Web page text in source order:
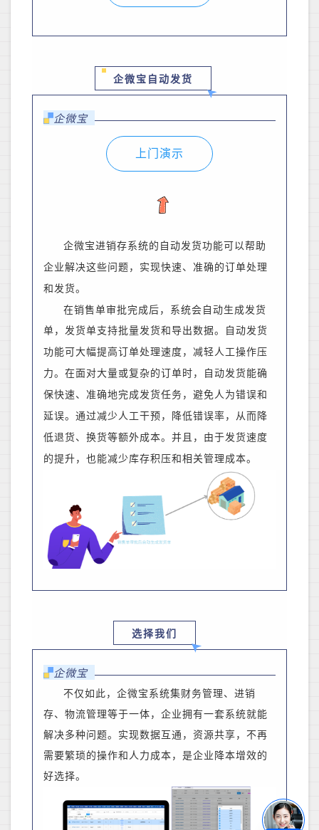
企微宝自动发货
企微宝
上门演示
企微宝进销存系统的自动发货功能可以帮助
企业解决这些问题，实现快速、准确的订单处理
和发货。
在销售单审批完成后，系统会自动生成发货
单，发货单支持批量发货和导出数据。
自动发货
功能可大幅提高订单处理速度，减轻人工操作压
力。在面对大量或复杂的订单时，自动发货能确
保快速、准确地完成发货任务，避免人为错误和
延误。通过减少人工干预，降低错误率，从而降
低退货、换货等额外成本。 并且， 由于发货速度
的提升，也能减少库存积压和相关管理成本。
选择我们
企微宝
不仅如此，企微宝系统集财务管理、进销
存、物流管理等于一体，企业拥有一套系统就能
解决多种问题。实现数据互通，资源共享，不再
需要繁琐的操作和人力成本，是企业降本增效的
好选择。